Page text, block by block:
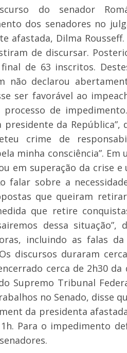
do senador
dos senadores no
afastada, Dilma
de discursar.
de 63 inscritos.
não declarou
ser favorável ao
de
presidente da República”,
crime de
minha consciência”.
em superação da crise
falar sobre a
que queiram
que retire
dessa situação”,
incluindo as falas
discursos duraram
cerca de 2h30
Supremo Tribunal
no Senado, disse
da presidenta
Para o impedimento